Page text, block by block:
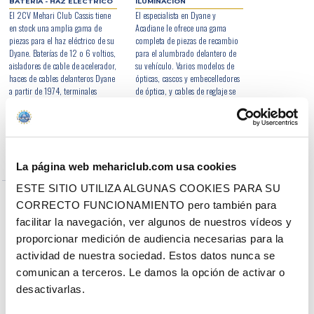
La página web mehariclub.com usa cookies
ESTE SITIO UTILIZA ALGUNAS COOKIES PARA SU
CORRECTO FUNCIONAMIENTO pero también para
facilitar la navegación, ver algunos de nuestros vídeos y
proporcionar medición de audiencia necesarias para la
actividad de nuestra sociedad. Estos datos nunca se
comunican a terceros. Le damos la opción de activar o
desactivarlas.
El 2CV Mehari Club Cassis tiene
en stock una amplia gama de
piezas para el haz eléctrico de su
Dyane. Baterías de 12 o 6 voltios,
aisladores de cable de acelerador,
haces de cables delanteros Dyane
a partir de 1974, terminales
soportes o tirantes de fijación de
la batería y reguladores de batería
de 12 V son sólo algunas de las
nuestro sitio web.
El especialista en Dyane y
Acadiane le ofrece una gama
completa de piezas de recambio
para el alumbrado delantero de
su vehículo. Varios modelos de
ópticas, cascos y embecelledores
de óptica, y cables de reglaje se
dependiendo del año del modelo
Las luces de señalización del
Dyane se refieren a la
iluminación trasera del vehículo.
Intermitentes, faros antiniebla y
luces de marcha atrás están en
stock en el sitio web del 2CV
Elija 2CV MEHARI CLUB CASSIS
para bombillas y fusibles Dyane.
bombillas de diferentes tamaños
y colores disponibles: bombillas
de 6V y 12V, bombillas defaros,